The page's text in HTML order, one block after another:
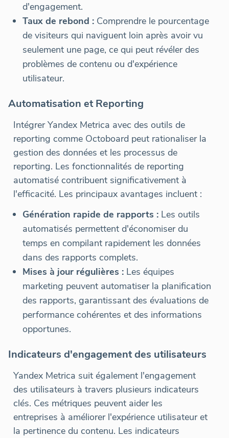
d'engagement.
Taux de rebond : Comprendre le pourcentage
de visiteurs qui naviguent loin après avoir vu
seulement une page, ce qui peut révéler des
problèmes de contenu ou d'expérience
utilisateur.
Automatisation et Reporting
Intégrer Yandex Metrica avec des outils de
reporting comme Octoboard peut rationaliser la
gestion des données et les processus de
reporting. Les fonctionnalités de reporting
automatisé contribuent significativement à
l'efficacité. Les principaux avantages incluent :
Génération rapide de rapports : Les outils
automatisés permettent d'économiser du
temps en compilant rapidement les données
dans des rapports complets.
Mises à jour régulières : Les équipes
marketing peuvent automatiser la planification
des rapports, garantissant des évaluations de
performance cohérentes et des informations
opportunes.
Indicateurs d'engagement des utilisateurs
Yandex Metrica suit également l'engagement
des utilisateurs à travers plusieurs indicateurs
clés. Ces métriques peuvent aider les
entreprises à améliorer l'expérience utilisateur et
la pertinence du contenu. Les indicateurs